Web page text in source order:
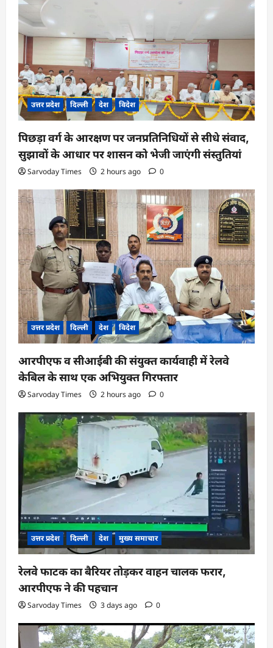
उत्तर प्रदेश दिल्ली देश विदेश
पिछड़ा वर्ग के आरक्षण पर जनप्रतिनिधियों से सीधे संवाद,
सुझावों के आधार पर शासन को भेजी जाएंगी संस्तुतियां
Sarvoday Times 2 hours ago 0
उत्तर प्रदेश दिल्ली देश विदेश
आरपीएफ व सीआईबी की संयुक्त कार्यवाही में रेलवे
केबिल के साथ एक अभियुक्त गिरफ्तार
Sarvoday Times 2 hours ago 0
उत्तर प्रदेश दिल्ली देश मुख्य समाचार
रेलवे फाटक का बैरियर तोड़कर वाहन चालक फरार,
आरपीएफ ने की पहचान
Sarvoday Times 3 days ago 0